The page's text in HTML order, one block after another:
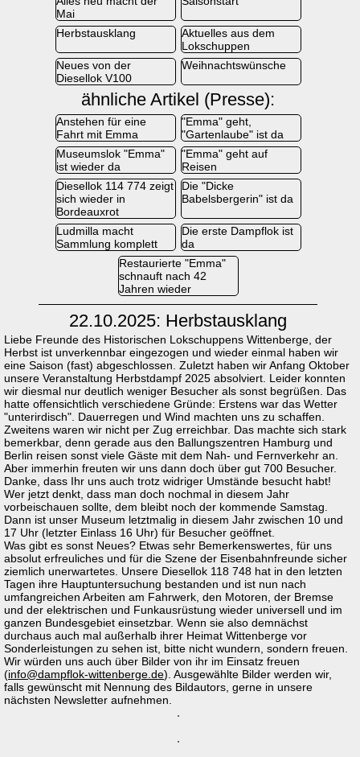
Mai
Herbstausklang
Aktuelles aus dem
Lokschuppen
Neues von der
Diesellok V100
Weihnachtswünsche
ähnliche Artikel (Presse):
Anstehen für eine
Fahrt mit Emma
"Emma" geht,
"Gartenlaube" ist da
Museumslok "Emma"
ist wieder da
"Emma" geht auf
Reisen
Diesellok 114 774 zeigt
sich wieder in
Bordeauxrot
Die "Dicke
Babelsbergerin" ist da
Ludmilla macht
Sammlung komplett
Die erste Dampflok ist
da
Restaurierte "Emma"
schnauft nach 42
Jahren wieder
22.10.2025: Herbstausklang
Liebe Freunde des Historischen Lokschuppens Wittenberge, der
Herbst ist unverkennbar eingezogen und wieder einmal haben wir
eine Saison (fast) abgeschlossen. Zuletzt haben wir Anfang Oktober
unsere Veranstaltung Herbstdampf 2025 absolviert. Leider konnten
wir diesmal nur deutlich weniger Besucher als sonst begrüßen. Das
hatte offensichtlich verschiedene Gründe: Erstens war das Wetter
"unterirdisch". Dauerregen und Wind machten uns zu schaffen.
Zweitens waren wir nicht per Zug erreichbar. Das machte sich stark
bemerkbar, denn gerade aus den Ballungszentren Hamburg und
Berlin reisen sonst viele Gäste mit dem Nah- und Fernverkehr an.
Aber immerhin freuten wir uns dann doch über gut 700 Besucher.
Danke, dass Ihr uns auch trotz widriger Umstände besucht habt!
Wer jetzt denkt, dass man doch nochmal in diesem Jahr
vorbeischauen sollte, dem bleibt noch der kommende Samstag.
Dann ist unser Museum letztmalig in diesem Jahr zwischen 10 und
17 Uhr (letzter Einlass 16 Uhr) für Besucher geöffnet.
Was gibt es sonst Neues? Etwas sehr Bemerkenswertes, für uns
absolut erfreuliches und für die Szene der Eisenbahnfreunde sicher
ziemlich unerwartetes. Unsere Diesellok 118 748 hat in den letzten
Tagen ihre Hauptuntersuchung bestanden und ist nun nach
umfangreichen Arbeiten am Fahrwerk, den Motoren, der Bremse
und der elektrischen und Funkausrüstung wieder universell und im
ganzen Bundesgebiet einsetzbar. Wenn sie also demnächst
durchaus auch mal außerhalb ihrer Heimat Wittenberge vor
Sonderleistungen zu sehen ist, bitte nicht wundern, sondern freuen.
Wir würden uns auch über Bilder von ihr im Einsatz freuen
(info@dampflok-wittenberge.de). Ausgewählte Bilder werden wir,
falls gewünscht mit Nennung des Bildautors, gerne in unsere
nächsten Newsletter aufnehmen.